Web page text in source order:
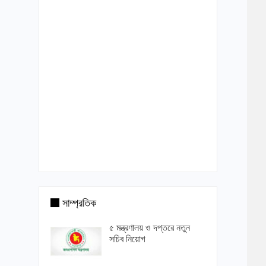
সাম্প্রতিক
৫ মন্ত্রণালয় ও দপ্তরে নতুন
সচিব নিয়োগ